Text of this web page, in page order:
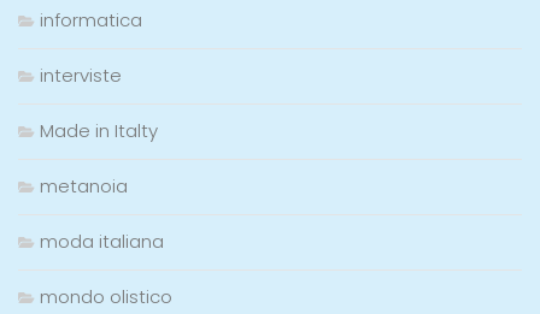
informatica
interviste
Made in Italty
metanoia
moda italiana
mondo olistico